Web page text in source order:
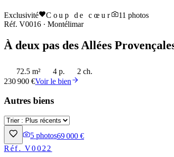
Exclusivité Coup de cœur 11 photos
Réf. V0016 · Montélimar
À deux pas des Allées
72.5 m² 4 p.
2 ch.
230 900 €Voir le bien
Autres biens
5 photos69 000 €
Réf.V0022